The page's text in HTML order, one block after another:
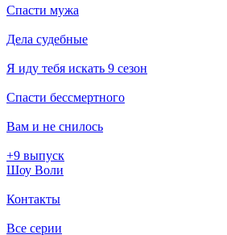
Спасти мужа
Дела судебные
Я иду тебя искать 9 сезон
Спасти бессмертного
Вам и не снилось
+9 выпуск
Шоу Воли
Контакты
Все серии